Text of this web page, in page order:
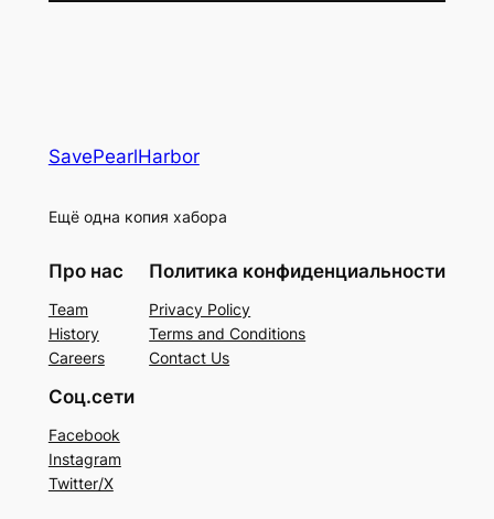
SavePearlHarbor
Ещё одна копия хабора
Про нас
Team
History
Careers
Политика конфиденциальности
Privacy Policy
Terms and Conditions
Contact Us
Соц.сети
Facebook
Instagram
Twitter/X